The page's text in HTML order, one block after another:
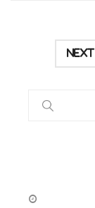
NEXT